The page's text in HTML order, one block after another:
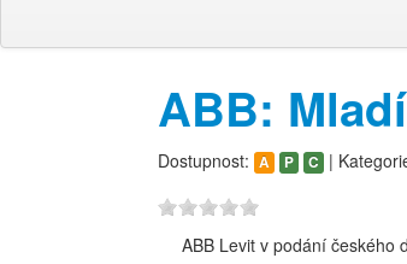
ABB:
Dostupnost: A P C |
ABB Levit v podání českého